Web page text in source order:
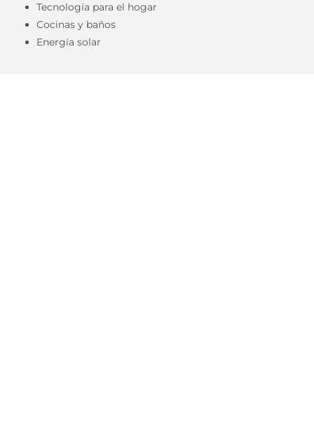
Tecnología para el hogar
Cocinas y baños
Energía solar